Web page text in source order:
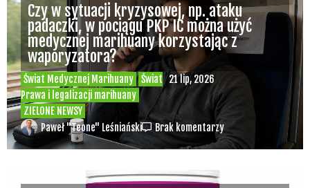
Świat Medycznej Marihuany
Świat
Prawa i legalizacji marihuany
ZIELONE NEWSY
21 lip, 2026
Czy w sytuacji kryzysowej, np. ataku
padaczki, w pociągu PKP IC można użyć
medycznej marihuany korzystając z
waporyzatora?
Paweł "Teone" Leśniański Brak komentarzy